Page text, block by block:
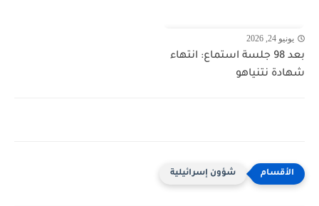
يونيو 24, 2026
بعد 98 جلسة استماع: انتهاء
شهادة نتنياهو
شؤون إسرائيلية